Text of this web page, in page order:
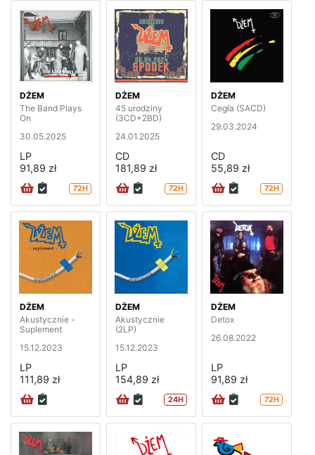
DŻEM
The Band Plays
On
30.05.2025
LP
91,89 zł
72H
DŻEM
45 urodziny
(3CD+2BD)
24.01.2025
CD
181,89 zł
72H
DŻEM
Cegła (SACD)
29.03.2024
CD
55,89 zł
72H
DŻEM
Akustycznie -
Suplement
15.12.2023
LP
111,89 zł
DŻEM
Akustycznie
(2LP)
15.12.2023
LP
154,89 zł
24H
DŻEM
Detox
26.08.2022
LP
91,89 zł
72H